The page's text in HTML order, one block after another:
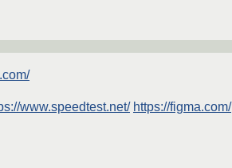
www.speedtest.net/ https://figma.com/